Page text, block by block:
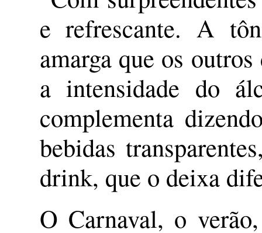
e refrescante. A
amarga que os
a intensidade do
complementa
bebidas
drink, que o deixa
O Carnaval, o